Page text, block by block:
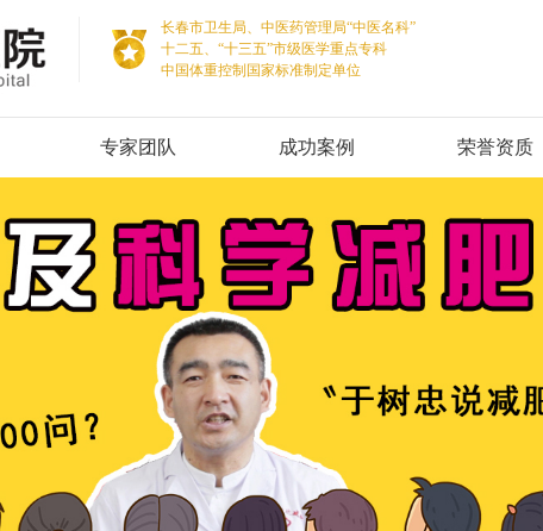
长春市卫生局、中医药管理局“中医名科”
十二五、“十三五”市级医学重点专科
中国体重控制国家标准制定单位
专家团队 成功案例 荣誉资质